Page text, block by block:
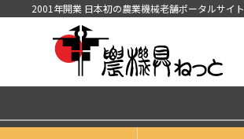
2001年開業 日本初の農業機械老舗ポータルサイト